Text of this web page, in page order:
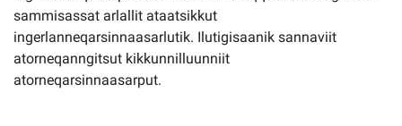
sammisassat arlallit ataatsikkut
ingerlanneqarsinnaasarlutik. Ilutigisaanik sannaviit
atorneqanngitsut kikkunnilluunniit
atorneqarsinnaasarput.